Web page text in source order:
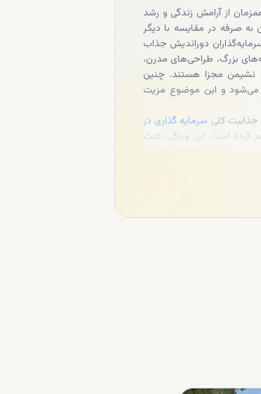
از آرامش زندگی و رشد
صرفه در مقایسه با دیگر
دوراندیش جذاب
بزرگ، طراحی‌های مدرن،
نشیمن مجزا هستند. چنین
می‌شود و این موضوع مزیت
کلی سرمایه گذاری در
کرده است. این ویژگی باعث
فرصت‌ها را در اختیار